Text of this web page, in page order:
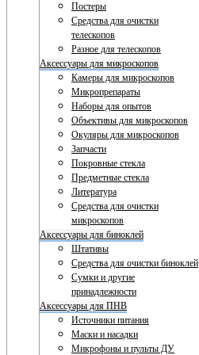
Постеры
Средства для очистки
телескопов
Разное для телескопов
Аксессуары для микроскопов
Камеры для микроскопов
Микропрепараты
Наборы для опытов
Объективы для микроскопов
Окуляры для микроскопов
Запчасти
Покровные стекла
Предметные стекла
Литература
Средства для очистки
микроскопов
Аксессуары для биноклей
Штативы
Средства для очистки биноклей
Сумки и другие
принадлежности
Аксессуары для ПНВ
Источники питания
Маски и насадки
Микрофоны и пульты ДУ